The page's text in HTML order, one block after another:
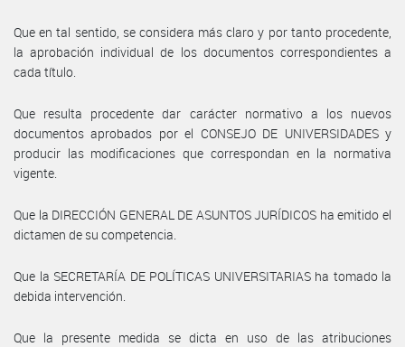
Que en tal sentido, se considera más claro y por tanto procedente,
la aprobación individual de los documentos correspondientes a
cada título.
Que resulta procedente dar carácter normativo a los nuevos
documentos aprobados por el CONSEJO DE UNIVERSIDADES y
producir las modificaciones que correspondan en la normativa
vigente.
Que la DIRECCIÓN GENERAL DE ASUNTOS JURÍDICOS ha emitido el
dictamen de su competencia.
Que la SECRETARÍA DE POLÍTICAS UNIVERSITARIAS ha tomado la
debida intervención.
Que la presente medida se dicta en uso de las atribuciones